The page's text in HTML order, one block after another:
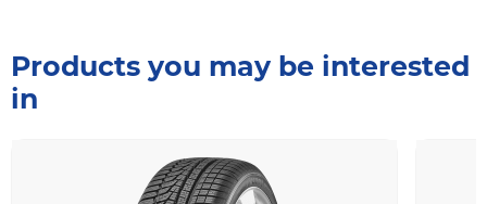
Products you may be interested
in